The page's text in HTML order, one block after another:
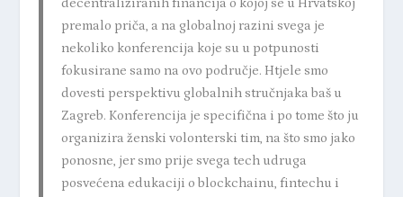
decentraliziranih financija o kojoj se u Hrvatskoj
premalo priča, a na globalnoj razini svega je
nekoliko konferencija koje su u potpunosti
fokusirane samo na ovo područje. Htjele smo
dovesti perspektivu globalnih stručnjaka baš u
Zagreb. Konferencija je specifična i po tome što ju
organizira ženski volonterski tim, na što smo jako
ponosne, jer smo prije svega tech udruga
posvećena edukaciji o blockchainu, fintechu i